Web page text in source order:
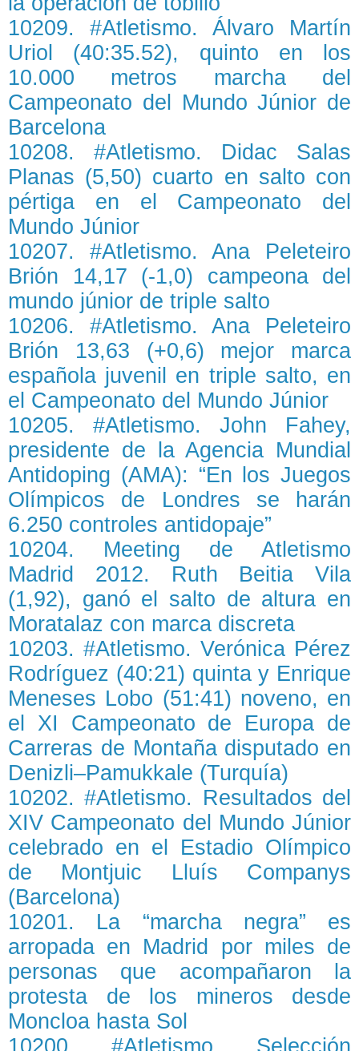
10209. #Atletismo. Álvaro Martín
Uriol (40:35.52), quinto en los
10.000 metros marcha del
Campeonato del Mundo Júnior de
Barcelona
10208. #Atletismo. Didac Salas
Planas (5,50) cuarto en salto con
pértiga en el Campeonato del
Mundo Júnior
10207. #Atletismo. Ana Peleteiro
Brión 14,17 (-1,0) campeona del
mundo júnior de triple salto
10206. #Atletismo. Ana Peleteiro
Brión 13,63 (+0,6) mejor marca
española juvenil en triple salto, en
el Campeonato del Mundo Júnior
10205. #Atletismo. John Fahey,
presidente de la Agencia Mundial
Antidoping (AMA): “En los Juegos
Olímpicos de Londres se harán
6.250 controles antidopaje”
10204. Meeting de Atletismo
Madrid 2012. Ruth Beitia Vila
(1,92), ganó el salto de altura en
Moratalaz con marca discreta
10203. #Atletismo. Verónica Pérez
Rodríguez (40:21) quinta y Enrique
Meneses Lobo (51:41) noveno, en
el XI Campeonato de Europa de
Carreras de Montaña disputado en
Denizli–Pamukkale (Turquía)
10202. #Atletismo. Resultados del
XIV Campeonato del Mundo Júnior
celebrado en el Estadio Olímpico
de Montjuic Lluís Companys
(Barcelona)
10201. La “marcha negra” es
arropada en Madrid por miles de
personas que acompañaron la
protesta de los mineros desde
Moncloa hasta Sol